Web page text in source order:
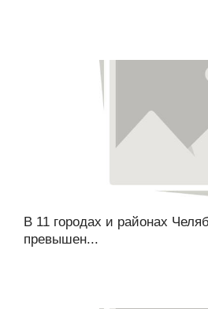
В 11 городах и районах
превышен...